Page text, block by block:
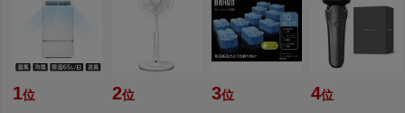
1位 2位 3位 4位